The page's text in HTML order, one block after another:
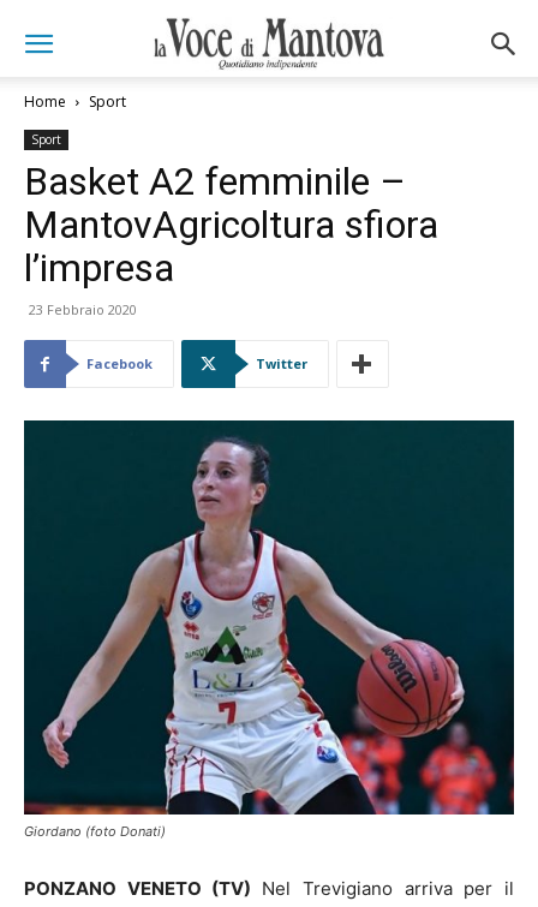
Home Sport
Sport
Basket A2 femminile –
MantovAgricoltura sfiora
l’impresa
23 Febbraio 2020
Facebook Twitter
Giordano (foto Donati)
PONZANO VENETO (TV) Nel Trevigiano arriva per il